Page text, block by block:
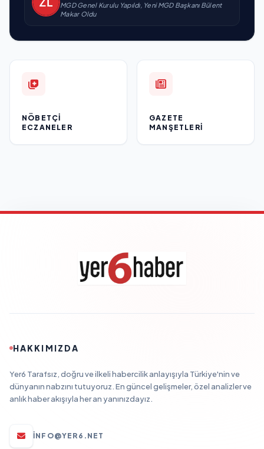
MGD Genel Kurulu Yapıldı, Yeni MGD Başkanı Bülent
Makar Oldu
NÖBETÇI
ECZANELER
GAZETE
MANŞETLERI
HAKKIMIZDA
Yer6 Tarafsız, doğru ve ilkeli habercilik anlayışıyla Türkiye'nin ve
dünyanın nabzını tutuyoruz. En güncel gelişmeler, özel analizler ve
anlık haber akışıyla her an yanınızdayız.
INFO@YER6.NET